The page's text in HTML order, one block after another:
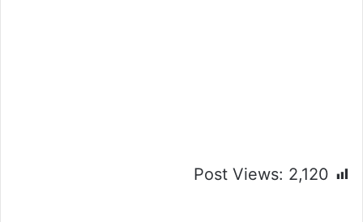
Post Views: 2,120